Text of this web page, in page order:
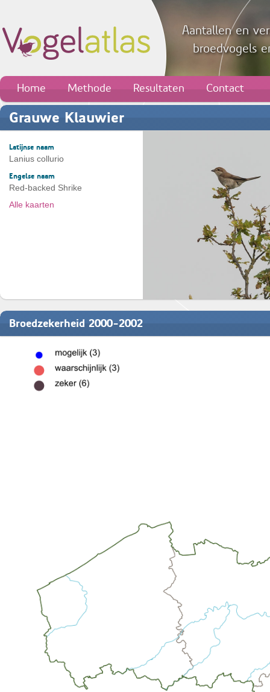
Aantallen en
broedvogels
Home Methode Resultaten Contact
Grauwe Klauwier
Latijnse naam
Lanius collurio
Engelse naam
Red-backed Shrike
Alle kaarten
Broedzekerheid 2000-2002